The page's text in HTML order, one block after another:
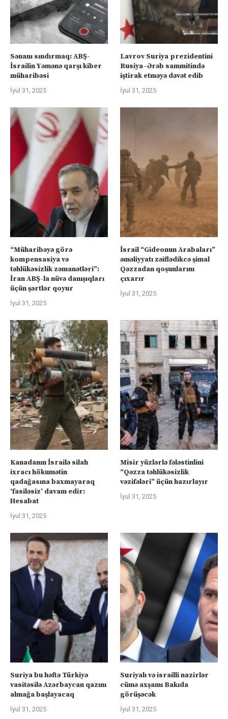
Sənanı sındırmaq: ABŞ-
İsrailin Yəmənə qarşı kiber
müharibəsi
İyul 31, 2025
Lavrov Suriya prezidentini
Rusiya–Ərəb sammitində
iştirak etməyə dəvət edib
İyul 31, 2025
“Müharibəyə görə
kompensasiya və
təhlükəsizlik zəmanətləri”:
İran ABŞ-la nüvə danışıqları
üçün şərtlər qoyur
İyul 31, 2025
İsrail “Gideonun Arabaları”
əməliyyatı zəiflədikcə şimal
Qəzzadan qoşunlarını
çıxarır
İyul 31, 2025
Kanadanın İsrailə silah
ixracı hökumətin
qadağasına baxmayaraq
‘fasiləsiz’ davam edir:
Hesabat
İyul 31, 2025
Misir yüzlərlə fələstinlini
“Qəzza təhlükəsizlik
vəzifələri” üçün hazırlayır
İyul 31, 2025
Suriya bu həftə Türkiyə
vasitəsilə Azərbaycan qazını
almağa başlayacaq
İyul 31, 2025
Suriyalı və israilli nazirlər
cümə axşamı Bakıda
görüşəcək
İyul 31, 2025